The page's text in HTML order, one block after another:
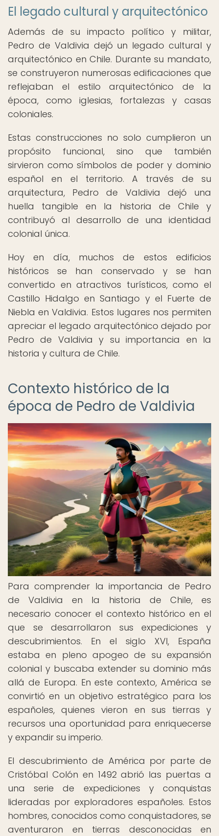
El legado cultural y arquitectónico
Además de su impacto político y militar,
Pedro de Valdivia dejó un legado cultural y
arquitectónico en Chile. Durante su mandato,
se construyeron numerosas edificaciones que
reflejaban el estilo arquitectónico de la
época, como iglesias, fortalezas y casas
coloniales.
Estas construcciones no solo cumplieron un
propósito funcional, sino que también
sirvieron como símbolos de poder y dominio
español en el territorio. A través de su
arquitectura, Pedro de Valdivia dejó una
huella tangible en la historia de Chile y
contribuyó al desarrollo de una identidad
colonial única.
Hoy en día, muchos de estos edificios
históricos se han conservado y se han
convertido en atractivos turísticos, como el
Castillo Hidalgo en Santiago y el Fuerte de
Niebla en Valdivia. Estos lugares nos permiten
apreciar el legado arquitectónico dejado por
Pedro de Valdivia y su importancia en la
historia y cultura de Chile.
Contexto histórico de la
época de Pedro de Valdivia
Para comprender la importancia de Pedro
de Valdivia en la historia de Chile, es
necesario conocer el contexto histórico en el
que se desarrollaron sus expediciones y
descubrimientos. En el siglo XVI, España
estaba en pleno apogeo de su expansión
colonial y buscaba extender su dominio más
allá de Europa. En este contexto, América se
convirtió en un objetivo estratégico para los
españoles, quienes vieron en sus tierras y
recursos una oportunidad para enriquecerse
y expandir su imperio.
El descubrimiento de América por parte de
Cristóbal Colón en 1492 abrió las puertas a
una serie de expediciones y conquistas
lideradas por exploradores españoles. Estos
hombres, conocidos como conquistadores, se
aventuraron en tierras desconocidas en